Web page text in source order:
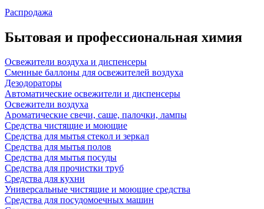
Распродажа
Бытовая и профессиональная химия
Освежители воздуха и диспенсеры
Сменные баллоны для освежителей воздуха
Дезодораторы
Автоматические освежители и диспенсеры
Освежители воздуха
Ароматические свечи, саше, палочки, лампы
Средства чистящие и моющие
Средства для мытья стекол и зеркал
Средства для мытья полов
Средства для мытья посуды
Средства для прочистки труб
Средства для кухни
Универсальные чистящие и моющие средства
Средства для посудомоечных машин